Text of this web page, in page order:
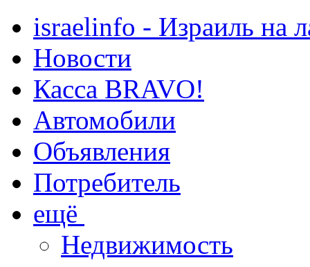
israelinfo - Израиль на
Новости
Касса BRAVO!
Автомобили
Объявления
Потребитель
ещё
Недвижимость